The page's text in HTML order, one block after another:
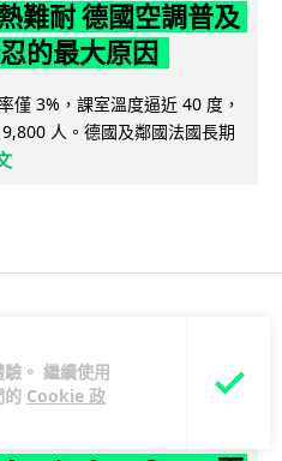
。 繼續使用
的 Cookie 政
難耐 德國空調普及
的最大原因
僅 3%，課室溫度逼近 40 度，
人。德國及鄰國法國長期